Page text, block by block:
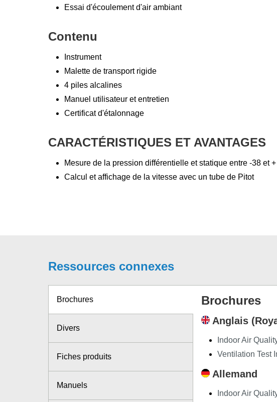
Essai d'écoulement d'air ambiant
Contenu
Instrument
Malette de transport rigide
4 piles alcalines
Manuel utilisateur et entretien
Certificat d'étalonnage
CARACTÉRISTIQUES ET AVANTAGES
Mesure de la pression différentielle et statique entre -38 et
Calcul et affichage de la vitesse avec un tube de Pitot
Ressources connexes
Brochures
Divers
Fiches produits
Manuels
Brochures
Anglais
Indoor Air
Ventilation Test
Allemand
Indoor Air